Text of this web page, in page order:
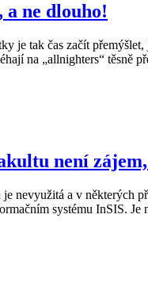
a ne dlouho!
je tak čas začít
na „allnighters“ těsně
není
nevyužitá a v
systému InSIS.